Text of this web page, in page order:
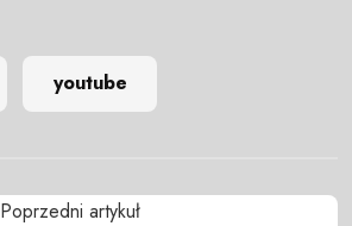
youtube
Poprzedni artykuł